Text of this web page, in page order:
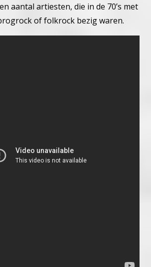
aantal artiesten, die in de 70’s met
of folkrock bezig waren.